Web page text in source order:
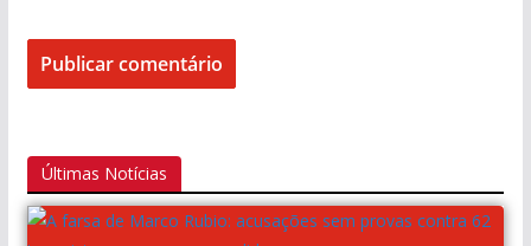
Últimas Notícias